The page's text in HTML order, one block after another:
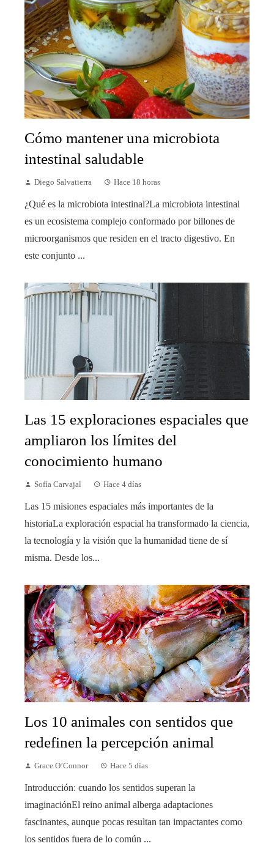
Cómo mantener una microbiota
intestinal saludable
Diego Salvatierra Hace 18 horas
¿Qué es la microbiota intestinal?La microbiota intestinal
es un ecosistema complejo conformado por billones de
microorganismos que residen en el tracto digestivo. En
este conjunto ...
Las 15 exploraciones espaciales que
ampliaron los límites del
conocimiento humano
Sofía Carvajal Hace 4 días
Las 15 misiones espaciales más importantes de la
historiaLa exploración espacial ha transformado la ciencia,
la tecnología y la visión que la humanidad tiene de sí
misma. Desde los...
Los 10 animales con sentidos que
redefinen la percepción animal
Grace O’Connor Hace 5 días
Introducción: cuando los sentidos superan la
imaginaciónEl reino animal alberga adaptaciones
fascinantes, aunque pocas resultan tan impactantes como
los sentidos fuera de lo común ...